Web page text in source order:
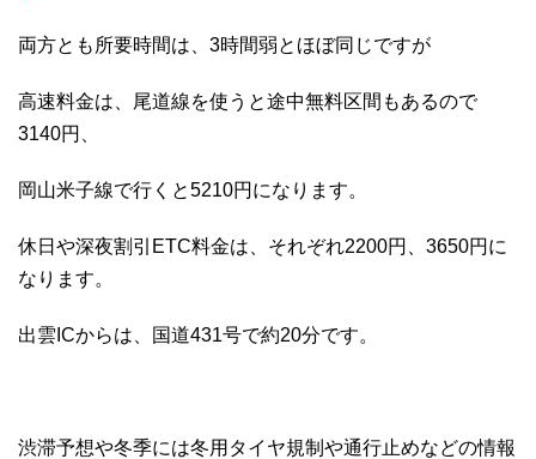
両方とも所要時間は、3時間弱とほぼ同じですが
高速料金は、尾道線を使うと途中無料区間もあるので
3140円、
岡山米子線で行くと5210円になります。
休日や深夜割引ETC料金は、それぞれ2200円、3650円に
なります。
出雲ICからは、国道431号で約20分です。
渋滞予想や冬季には冬用タイヤ規制や通行止めなどの情報